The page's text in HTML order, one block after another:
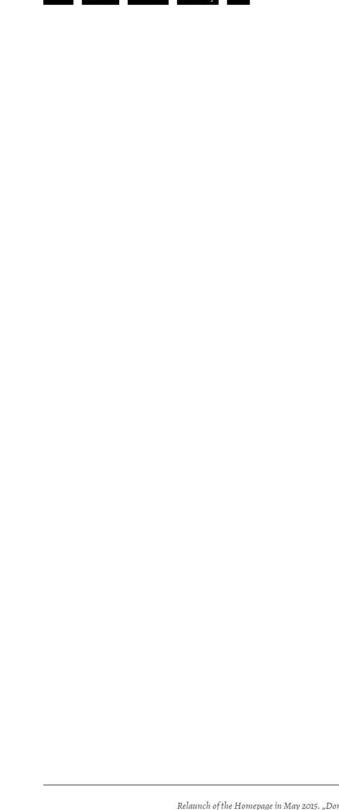
Relaunch of the Homepage in May 2015.